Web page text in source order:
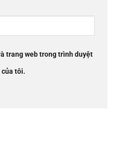
trang web trong trình duyệt
tôi.